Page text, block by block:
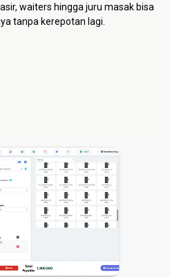
waiters hingga juru masak bisa
tanpa kerepotan lagi.